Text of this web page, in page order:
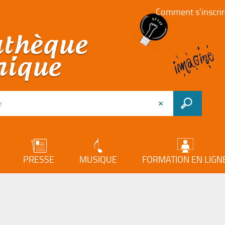
Comment
PRESSE MUSIQUE FORMATION EN